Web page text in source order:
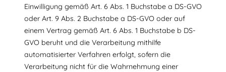
Einwilligung gemäß Art. 6 Abs. 1 Buchstabe a DS-GVO
oder Art. 9 Abs. 2 Buchstabe a DS-GVO oder auf
einem Vertrag gemäß Art. 6 Abs. 1 Buchstabe b DS-
GVO beruht und die Verarbeitung mithilfe
automatisierter Verfahren erfolgt, sofern die
Verarbeitung nicht für die Wahrnehmung einer